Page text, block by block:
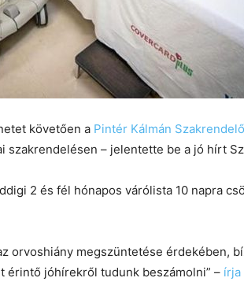
követően a Pintér Kálmán
szakrendelésen – jelentette be a jó hírt
2 és fél hónapos várólista 10 napra
orvoshiány megszüntetése érdekében,
érintő jóhírekről tudunk beszámolni” – írja